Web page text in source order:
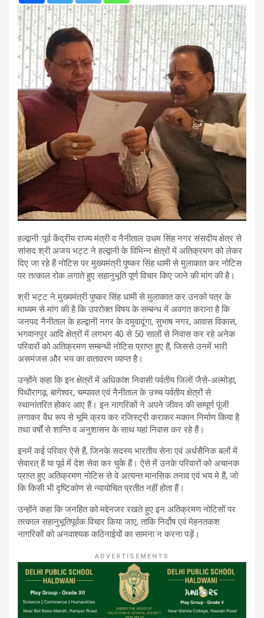
हल्द्वानी :पूर्व केंद्रीय राज्य मंत्री व नैनीताल उधम सिंह नगर संसदीय क्षेत्र से
सांसद श्री अजय भट्ट ने हल्द्वानी के विभिन्न क्षेत्रों में अतिक्रमण को लेकर
दिए जा रहे हैं नोटिस पर मुख्यमंत्री पुष्कर सिंह धामी से मुलाकात कर नोटिस
पर तत्काल रोक लगाते हुए सहानुभूति पूर्ण विचार किए जाने की मांग की है।
श्री भट्ट ने मुख्यमंत्री पुष्कर सिंह धामी से मुलाकात कर उनको पत्र के
माध्यम से मांग की है कि उपरोक्त विषय के सम्बन्ध में अवगत कराना है कि
जनपद नैनीताल के हल्द्वानी नगर के दमुवादूंगा, सुभाष नगर, आवास विकास,
भगवानपुर आदि क्षेत्रों में लगभग 40 से 50 सालों से निवास कर रहे अनेक
परिवारों को अतिक्रमण सम्बन्धी नोटिस प्राप्त हुए हैं, जिससे उनमें भारी
असमंजस और भय का वातावरण व्याप्त है।
उन्होंने कहा कि इन क्षेत्रों में अधिकांश निवासी पर्वतीय जिलों जैसे-अल्मोड़ा,
पिथौरागढ़, बागेश्वर, चम्पावत एवं नैनीताल के उच्च पर्वतीय क्षेत्रों से
स्थानांतरित होकर आए हैं। इन नागरिकों ने अपने जीवन की सम्पूर्ण पूंजी
लगाकर वैध रूप से भूमि क्रय कर रजिस्ट्री कराकर मकान निर्माण किया है
तथा वर्षों से शान्ति व अनुशासन के साथ यहां निवास कर रहे हैं।
इनमें कई परिवार ऐसे हैं, जिनके सदस्य भारतीय सेना एवं अर्धसैनिक बलों में
सेवारत् हैं या पूर्व में देश सेवा कर चुके हैं। ऐसे में उनके परिवारों को अचानक
प्राप्त हुए अतिक्रमण नोटिस से वे अत्यन्त मानसिक तनाव एवं भय मे हैं, जो
कि किसी भी दृष्टिकोण से न्यायोचित प्रतीत नहीं होता हैं।
उन्होंने कहा कि जनहित को मद्देनजर रखते हुए इन अतिक्रमण नोटिसों पर
तत्काल सहानुभूतिपूर्वक विचार किया जाए, ताकि निर्दोष एवं मेहनतकश
नागरिकों को अनवाश्यक कठिनाईयों का सामना न करना पड़ें।
ADVERTISEMENTS